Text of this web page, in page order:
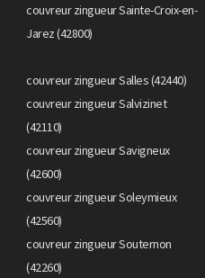
couvreur zingueur Sainte-Croix-en-
Jarez (42800)
couvreur zingueur Salles (42440)
couvreur zingueur Salvizinet
(42110)
couvreur zingueur Savigneux
(42600)
couvreur zingueur Soleymieux
(42560)
couvreur zingueur Souternon
(42260)